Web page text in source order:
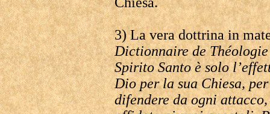
3) La vera dottrina in
Dictionnaire de
Spirito Santo è solo
Dio per la sua Chiesa,
difendere da ogni